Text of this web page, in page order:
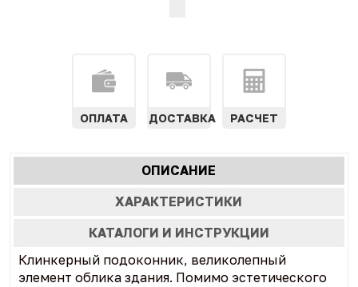
ОПЛАТА ДОСТАВКА РАСЧЕТ
Характеристики
табы
ОПИСАНИЕ
ВКЛАДКА)
ХАРАКТЕРИСТИКИ
КАТАЛОГИ И ИНСТРУКЦИИ
Клинкерный подоконник, великолепный
элемент облика здания. Помимо эстетического